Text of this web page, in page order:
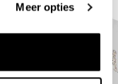
Meer opties